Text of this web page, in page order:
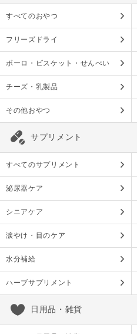
すべてのおやつ
フリーズドライ
ボーロ・ビスケット・せんべい
チーズ・乳製品
その他おやつ
サプリメント
すべてのサプリメント
泌尿器ケア
シニアケア
涙やけ・目のケア
水分補給
ハーブサプリメント
日用品・雑貨